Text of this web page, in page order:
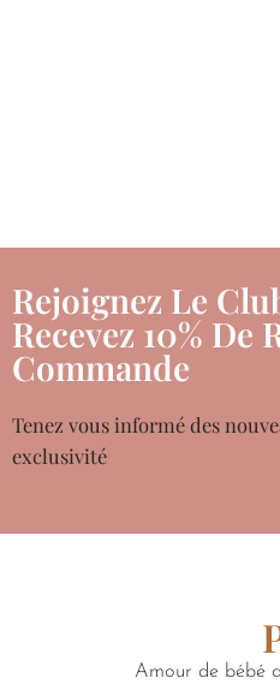
Rejoignez Le
Recevez 10% De
Commande
Tenez vous informé des
exclusivité
Amour de bébé